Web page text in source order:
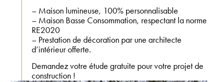
– Maison lumineuse, 100% personnalisable
– Maison Basse Consommation, respectant la norme
RE2020
– Prestation de décoration par une architecte
d’intérieur offerte.
Demandez votre étude gratuite pour votre projet de
construction !